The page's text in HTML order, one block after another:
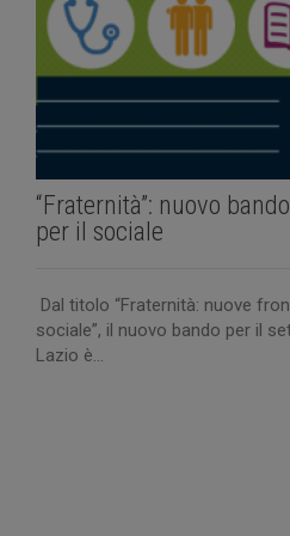
“Fraternità”: nuovo
per il sociale
Dal titolo “Fraternità: nuove
sociale”, il nuovo bando per il
Lazio è...